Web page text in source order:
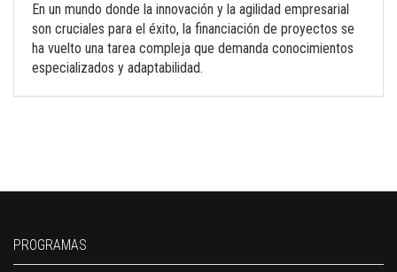
En un mundo donde la innovación y la agilidad empresarial
son cruciales para el éxito, la financiación de proyectos se
ha vuelto una tarea compleja que demanda conocimientos
especializados y adaptabilidad.
PROGRAMAS